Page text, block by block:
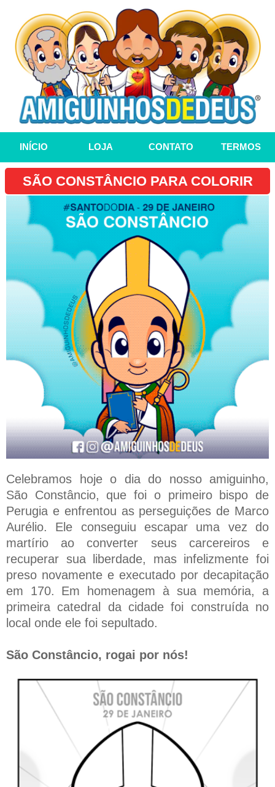
INÍCIO LOJA CONTATO TERMOS
SÃO CONSTÂNCIO PARA COLORIR
Celebramos hoje o dia do nosso amiguinho,
São Constâncio, que foi o primeiro bispo de
Perugia e enfrentou as perseguições de Marco
Aurélio. Ele conseguiu escapar uma vez do
martírio ao converter seus carcereiros e
recuperar sua liberdade, mas infelizmente foi
preso novamente e executado por decapitação
em 170. Em homenagem à sua memória, a
primeira catedral da cidade foi construída no
local onde ele foi sepultado.
São Constâncio, rogai por nós!